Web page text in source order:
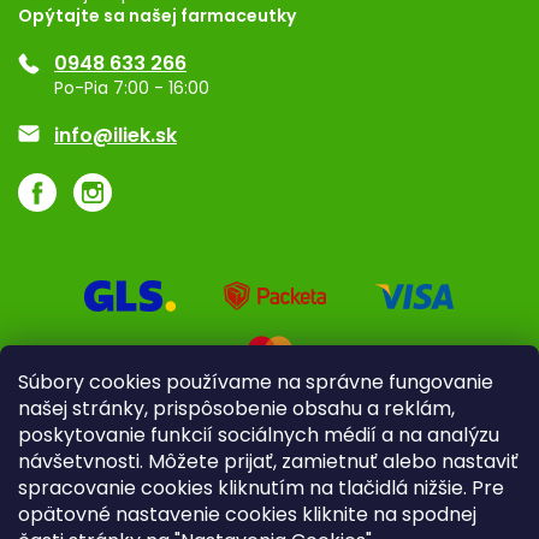
Súbory cookies používame na správne fungovanie
našej stránky, prispôsobenie obsahu a reklám,
poskytovanie funkcií sociálnych médií a na analýzu
návšetvnosti. Môžete prijať, zamietnuť alebo nastaviť
spracovanie cookies kliknutím na tlačidlá nižšie. Pre
opätovné nastavenie cookies kliknite na spodnej
Ponuka pre firmy
Značky
Opýtajte sa našej farmaceutky
0948 633 266
Po-Pia 7:00 - 16:00
info@iliek.sk